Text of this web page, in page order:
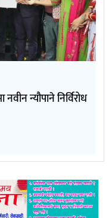
न्यौपाने निर्विरोध